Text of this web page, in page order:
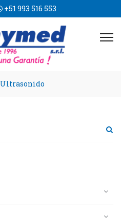
+51 993 516 553
Ultrasonido